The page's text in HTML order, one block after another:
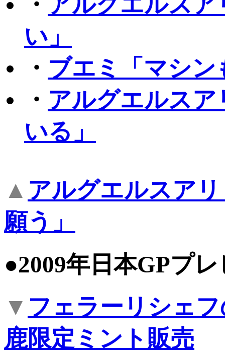
い」
・ ブエミ「マシ
・ アルグエルス
いる」
▲ アルグエルスア
願う」
●2009年日本GPプ
▼ フェラーリシェ
鹿限定ミント販売